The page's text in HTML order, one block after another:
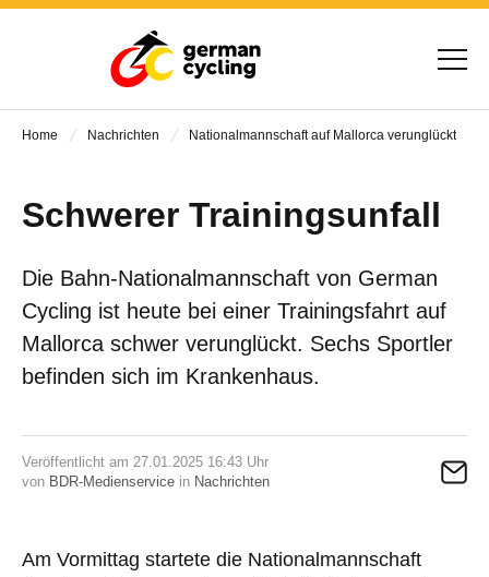
Home Nachrichten Nationalmannschaft auf Mallorca verunglückt
Schwerer Trainingsunfall
Die Bahn-Nationalmannschaft von German
Cycling ist heute bei einer Trainingsfahrt auf
Mallorca schwer verunglückt. Sechs Sportler
befinden sich im Krankenhaus.
Veröffentlicht am 27.01.2025 16:43 Uhr
von BDR-Medienservice in Nachrichten
Am Vormittag startete die Nationalmannschaft